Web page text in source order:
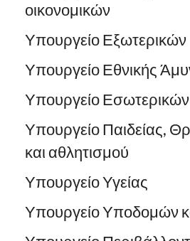
οικονομικών
Υπουργείο Εξωτερικών
Υπουργείο Εθνικής
Υπουργείο Εσωτερικών
Υπουργείο Παιδείας,
και αθλητισμού
Υπουργείο Υγείας
Υπουργείο Υποδομών